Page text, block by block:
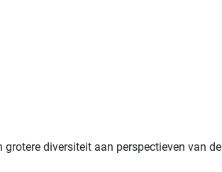
diversiteit aan perspectieven van de